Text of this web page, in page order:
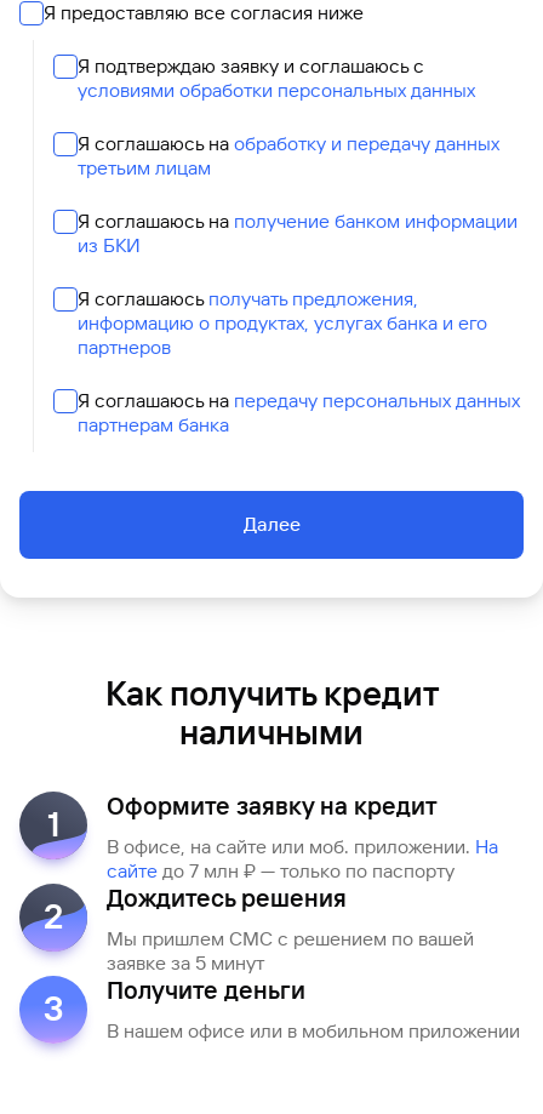
Я предоставляю все согласия ниже
Я подтверждаю заявку и соглашаюсь с
условиями обработки персональных данных
Я соглашаюсь на обработку и передачу данных
третьим лицам
Я соглашаюсь на получение банком информации
из БКИ
Я соглашаюсь получать предложения,
информацию о продуктах, услугах банка и его
партнеров
Я соглашаюсь на передачу персональных данных
партнерам банка
Далее
Как получить кредит
наличными
1 Оформите заявку на кредит
В офисе, на сайте или моб. приложении. Hа
сайте до 7 млн ₽ — только по паспорту
2 Дождитесь решения
Мы пришлем СМС с решением по вашей
заявке за 5 минут
3 Получите деньги
В нашем офисе или в мобильном приложении